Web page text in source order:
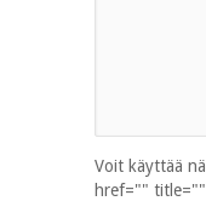
Voit käyttää
href=""